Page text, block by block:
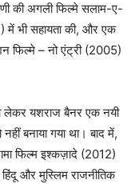
की अगली फिल्मे सलाम-ए-
भी सहायता की, और एक
फिल्मे – नो एंट्री (2005)
लेकर यशराज बैनर एक नयी
बनाया गया था। बाद में,
फिल्म इश्कज़ादे (2012)
और मुस्लिम राजनीतिक